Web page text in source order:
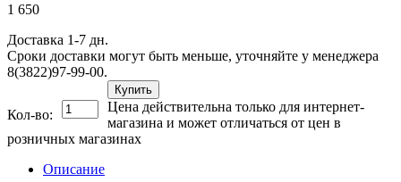
1 650
Доставка 1-7 дн.
Сроки доставки могут быть меньше, уточняйте у менеджера
8(3822)97-99-00.
Кол-во:
Купить
Цена действительна только для интернет-
магазина и может отличаться от цен в
розничных магазинах
Описание